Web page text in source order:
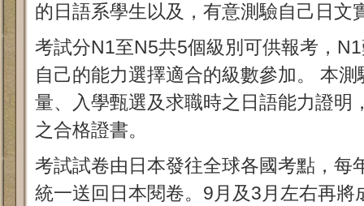
的日語系學生以及，有意測驗自己日文
考試分N1至N5共5個級別可供報考，
自己的能力選擇適合的級數參加。 本
量、入學甄選及求職時之日語能力證明
之合格證書。
考試試卷由日本發往全球各國考點，每
統一送回日本閱卷。9月及3月左右再將